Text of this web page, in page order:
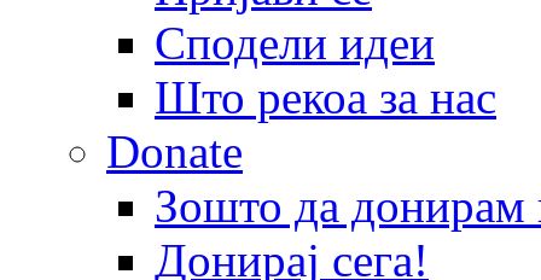
Сподели идеи
Што рекоа за нас
Donate
Зошто да
Донирај сега!